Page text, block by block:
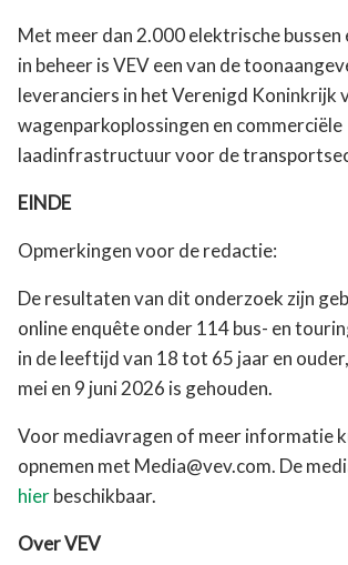
Met meer dan 2.000 elektrische
in beheer is VEVeen van de
leveranciers in het Verenigd Koninkrijk
wagenparkoplossingen en commerciële
laadinfrastructuur voor de
EINDE
Opmerkingen voor de redactie:
De resultaten van dit onderzoek zijn
online enquête onder 114 bus- en
in de leeftijd van 18 tot 65 jaar en
mei en 9 juni 2026 is gehouden.
Voor mediavragen of meer informatie
opnemen met Media@vev.com. De
hierbeschikbaar.
Over VEV